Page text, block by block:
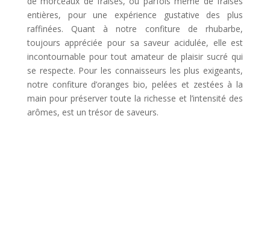
entières, pour une expérience gustative des plus
raffinées. Quant à notre confiture de rhubarbe,
toujours appréciée pour sa saveur acidulée, elle est
incontournable pour tout amateur de plaisir sucré qui
se respecte. Pour les connaisseurs les plus exigeants,
notre confiture d’oranges bio, pelées et zestées à la
main pour préserver toute la richesse et l’intensité des
arômes, est un trésor de saveurs.